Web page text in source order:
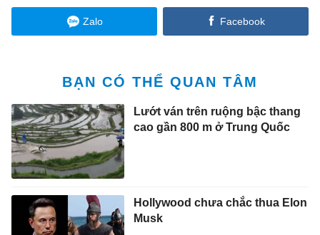
Zalo Facebook
BẠN CÓ THỂ QUAN TÂM
Lướt ván trên ruộng bậc thang
cao gần 800 m ở Trung Quốc
Hollywood chưa chắc thua Elon
Musk